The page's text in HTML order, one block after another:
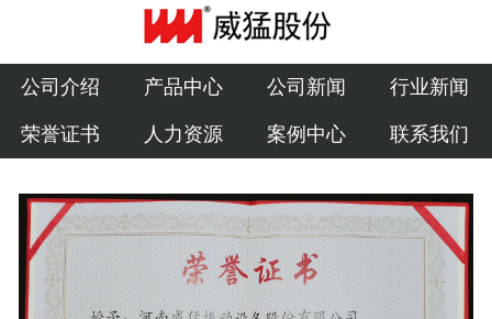
公司介绍
产品中心
公司新闻
行业新闻
荣誉证书
人力资源
公司介绍 产品中心 公司新闻 行业新闻
荣誉证书 人力资源 案例中心 联系我们